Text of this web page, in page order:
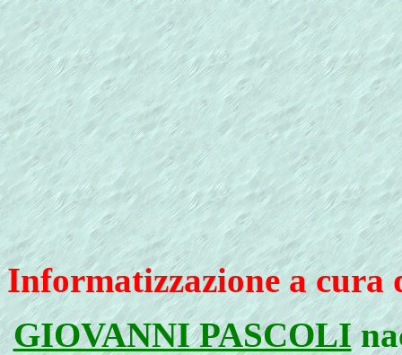
Informatizzazione a cura
GIOVANNI PASCOLI